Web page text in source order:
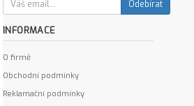
Odebírat
INFORMACE
O firmě
Obchodní podmínky
Reklamační podmínky